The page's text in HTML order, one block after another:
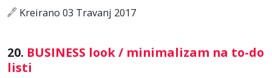
Kreirano 03 Travanj 2017
20. BUSINESS look / minimalizam na to-do
listi